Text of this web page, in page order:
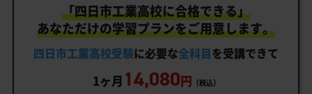
生徒にピッタリ合った「四日市工業高校対策のオー
ダーメイドカリキュラム」だから成果が出る！
カリキュラムや料金についてお気軽にご相談くださ
「四日市工業高校に合格できる」
あなただけの学習プランをご用意します。
四日市工業高校受験に必要な全科目を受講できて
1ヶ月 14,080円 （税込）